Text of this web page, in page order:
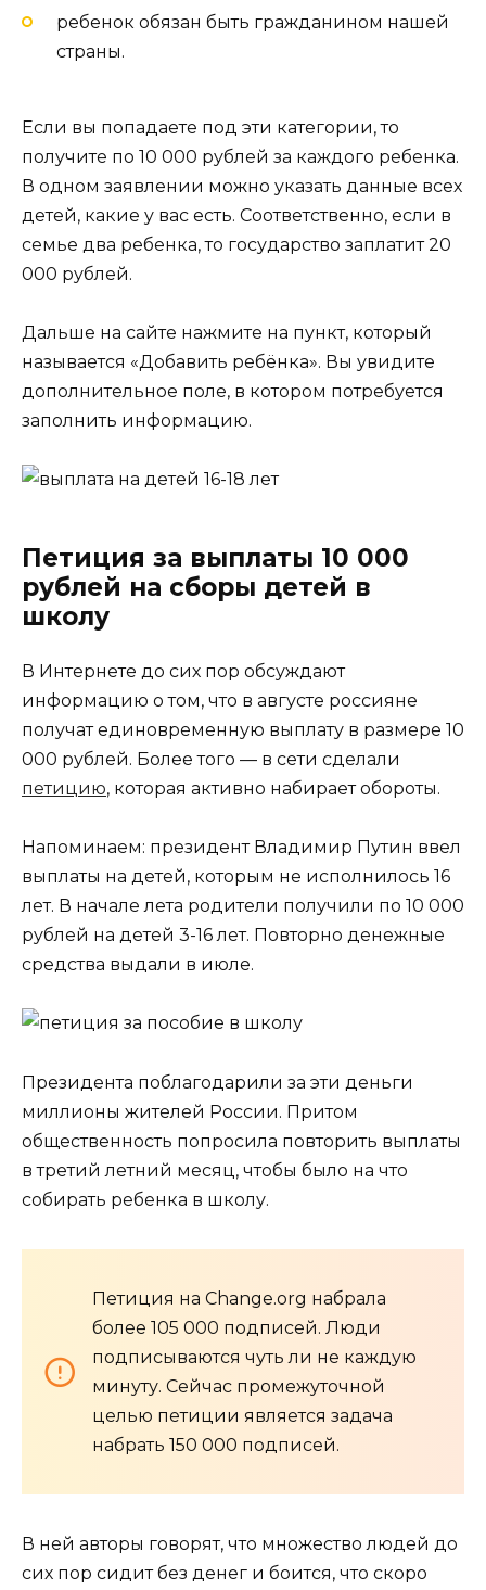
ребенок обязан быть гражданином нашей
страны.
Если вы попадаете под эти категории, то
получите по 10 000 рублей за каждого ребенка.
В одном заявлении можно указать данные всех
детей, какие у вас есть. Соответственно, если в
семье два ребенка, то государство заплатит 20
000 рублей.
Дальше на сайте нажмите на пункт, который
называется «Добавить ребёнка». Вы увидите
дополнительное поле, в котором потребуется
заполнить информацию.
Петиция за выплаты 10 000
рублей на сборы детей в
школу
В Интернете до сих пор обсуждают
информацию о том, что в августе россияне
получат единовременную выплату в размере 10
000 рублей. Более того — в сети сделали
петицию, которая активно набирает обороты.
Напоминаем: президент Владимир Путин ввел
выплаты на детей, которым не исполнилось 16
лет. В начале лета родители получили по 10 000
рублей на детей 3-16 лет. Повторно денежные
средства выдали в июле.
Президента поблагодарили за эти деньги
миллионы жителей России. Притом
общественность попросила повторить выплаты
в третий летний месяц, чтобы было на что
собирать ребенка в школу.
Петиция на Change.org набрала
более 105 000 подписей. Люди
подписываются чуть ли не каждую
минуту. Сейчас промежуточной
целью петиции является задача
набрать 150 000 подписей.
В ней авторы говорят, что множество людей до
сих пор сидит без денег и боится, что скоро